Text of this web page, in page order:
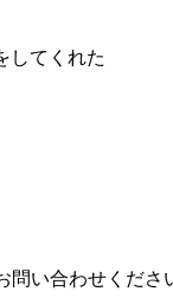
してくれた
問い合わせくださ